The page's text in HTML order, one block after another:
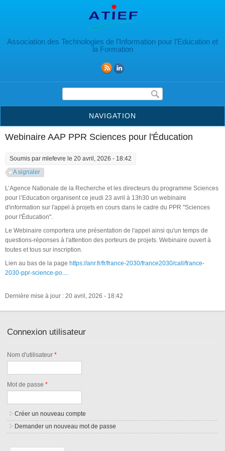
Association des Technologies de l’Information pour l’Education et
la Formation
Formulaire de recherche
NAVIGATION
Webinaire AAP PPR Sciences pour l'Éducation
Soumis par mlefevre le 20 avril, 2026 - 18:42
A signaler
L’Agence Nationale de la Recherche et les directeurs du programme Sciences
pour l’Education organisent ce jeudi 23 avril à 13h30 un webinaire
d'information sur l'appel à projets en cours dans le cadre du PPR "Sciences
pour l'Éducation".
Le Webinaire comportera une présentation de l'appel ainsi qu'un temps de
questions-réponses à l'attention des porteurs de projets. Webinaire ouvert à
toutes et tous sur inscription.
Lien au bas de la page https://anr.fr/fr/france-2030/france2030/call/france-
2030-ppr-science-po....
Dernière mise à jour : 20 avril, 2026 - 18:42
Connexion utilisateur
Nom d'utilisateur*
Mot de passe*
Créer un nouveau compte
Demander un nouveau mot de passe